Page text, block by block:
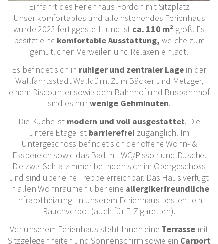
Einfahrt des Ferienhaus Fordon mit Sitzplatz
Unser komfortables und alleinstehendes Ferienhaus
wurde 2023 fertiggestellt und ist ca. 110 m² groß. Es
besitzt eine komfortable Ausstattung, welche zum
gemütlichen Verweilen und Relaxen einlädt.
Es befindet sich in ruhiger und zentraler Lage in der
Wallfahrtsstadt Walldürn. Zum Bäcker und Metzger,
einem Discounter sowie dem Bahnhof und Busbahnhof
sind es nurwenige Gehminuten.
Die Küche ist modern und voll ausgestattet. Die
untere Etage ist barrierefrei zugänglich. Im
Untergeschoss befindet sich der offene Wohn- &
Essbereich sowie das Bad mit WC/Pissoir und Dusche.
Die zwei Schlafzimmer befinden sich im Obergeschoss
und sind über eine Treppe erreichbar. Das Haus verfügt
in allen Wohnräumen über eine allergikerfreundliche
Infrarotheizung. In unserem Ferienhaus besteht ein
Rauchverbot (auch für E-Zigaretten).
Vor unserem Ferienhaus steht Ihnen eine Terrasse mit
Sitzgelegenheiten und Sonnenschirm sowie ein Carport